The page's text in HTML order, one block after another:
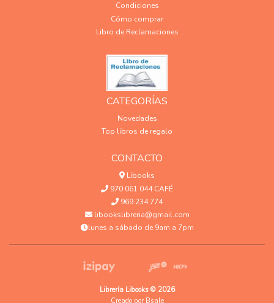
Condiciones
Cómo comprar
Libro de Reclamaciones
CATEGORÍAS
Novedades
Top libros de regalo
CONTACTO
Libooks
970 061 044 CAFÉ
969 234 774
libookslibreria@gmail.com
lunes a sábado de 9am a 7pm
Librería Libooks © 2026
Creado por Bsale